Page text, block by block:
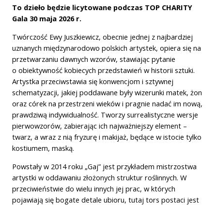
To dzieło będzie licytowane podczas TOP CHARITY
Gala 30 maja 2026 r.
Twórczość Ewy Juszkiewicz, obecnie jednej z najbardziej
uznanych międzynarodowo polskich artystek, opiera się na
przetwarzaniu dawnych wzorów, stawiając pytanie
o obiektywność kobiecych przedstawień w historii sztuki.
Artystka przeciwstawia się konwencjom i sztywnej
schematyzacji, jakiej poddawane były wizerunki matek, żon
oraz córek na przestrzeni wieków i pragnie nadać im nową,
prawdziwą indywidualność. Tworzy surrealistyczne wersje
pierwowzorów, zabierając ich najważniejszy element –
twarz, a wraz z nią fryzurę i makijaż, będące w istocie tylko
kostiumem, maską.
Powstały w 2014 roku „Gaj” jest przykładem mistrzostwa
artystki w oddawaniu złożonych struktur roślinnych. W
przeciwieństwie do wielu innych jej prac, w których
pojawiają się bogate detale ubioru, tutaj tors postaci jest